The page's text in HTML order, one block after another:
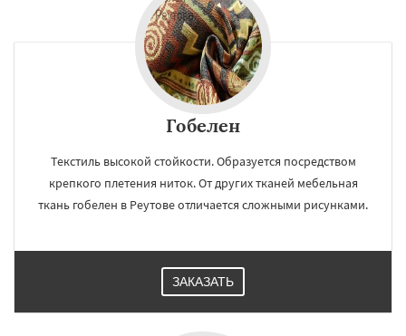
Гобелен
Текстиль высокой стойкости. Образуется посредством
крепкого плетения ниток. От других тканей мебельная
ткань гобелен в Реутове отличается сложными рисунками.
ЗАКАЗАТЬ